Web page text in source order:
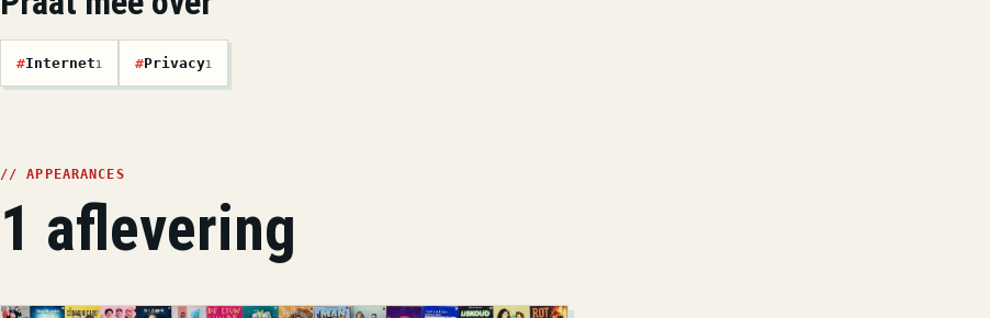
#Internet1 #Privacy1
// APPEARANCES
1 aflevering